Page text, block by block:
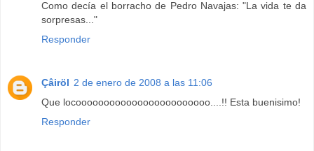
Como decía el borracho de Pedro Navajas: "La vida te da
sorpresas..."
Responder
Çâiröl 2 de enero de 2008 a las 11:06
Que locoooooooooooooooooooooooo....!! Esta buenisimo!
Responder